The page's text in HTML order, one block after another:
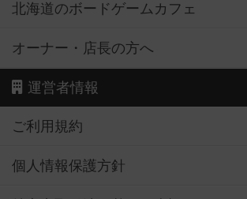
北海道のボードゲームカフェ
オーナー・店長の方へ
運営者情報
ご利用規約
個人情報保護方針